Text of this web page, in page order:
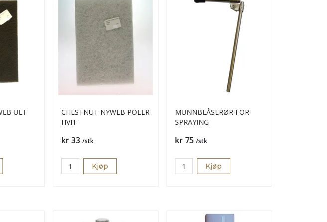
ULT
CHESTNUT NYWEB POLER
HVIT
Pris
kr 33 /stk
Kjøp
MUNNBLÅSERØR FOR
SPRAYING
Pris
kr 75 /stk
Kjøp